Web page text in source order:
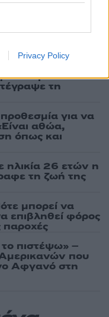
Privacy Policy
και γιο – Ο
τη
για να
αθώα,
όπως και
ηλικία 26 ετών η
τη ζωή της
μπορεί να
επιβληθεί φόρος
παροχές
πιστέψω» –
που
Αφγανό στη